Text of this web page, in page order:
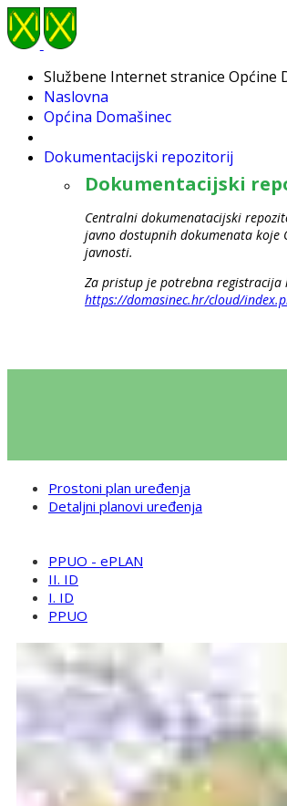
Službene Internet stranice Općine
Naslovna
Općina Domašinec
Dokumentacijski repozitorij
Dokumentacijski
Centralni dokumenatacijski
javno dostupnih dokumenata koje
javnosti.
Za pristup je potrebna registracija
https://domasinec.hr/cloud/
Prostoni plan uređenja
Detaljni planovi uređenja
PPUO - ePLAN
II. ID
I. ID
PPUO